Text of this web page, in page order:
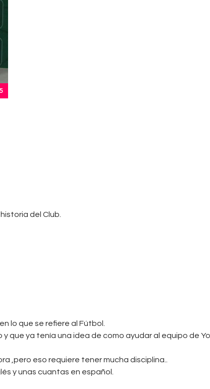
5
del Club.
lo que se refiere al Fútbol.
que ya tenía una idea de como ayudar al equipo de
,pero eso requiere tener mucha disciplina..
y unas cuantas en español.